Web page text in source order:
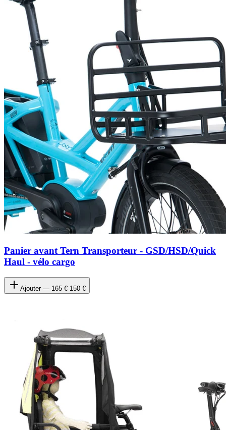
Panier avant Tern Transporteur - GSD/HSD/Quick
Haul - vélo cargo
Ajouter — 165 € 150 €